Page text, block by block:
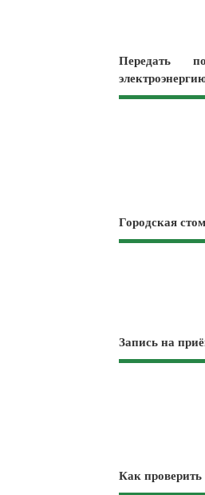
Передать
Городская
Запись на
Как проверить